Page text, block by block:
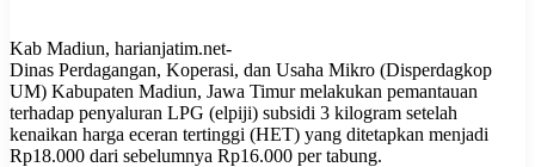
Kab Madiun, harianjatim.net-
Dinas Perdagangan, Koperasi, dan Usaha Mikro (Disperdagkop
UM) Kabupaten Madiun, Jawa Timur melakukan pemantauan
terhadap penyaluran LPG (elpiji) subsidi 3 kilogram setelah
kenaikan harga eceran tertinggi (HET) yang ditetapkan menjadi
Rp18.000 dari sebelumnya Rp16.000 per tabung.